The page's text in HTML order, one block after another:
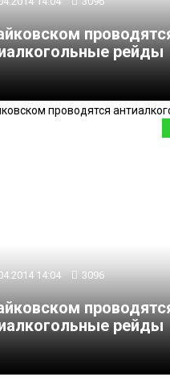
рейды
14:04 3096
рейды